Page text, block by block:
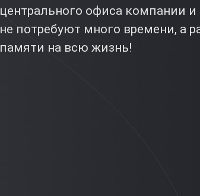
центрального офиса компании
не потребуют много времени, а
памяти на всю жизнь!